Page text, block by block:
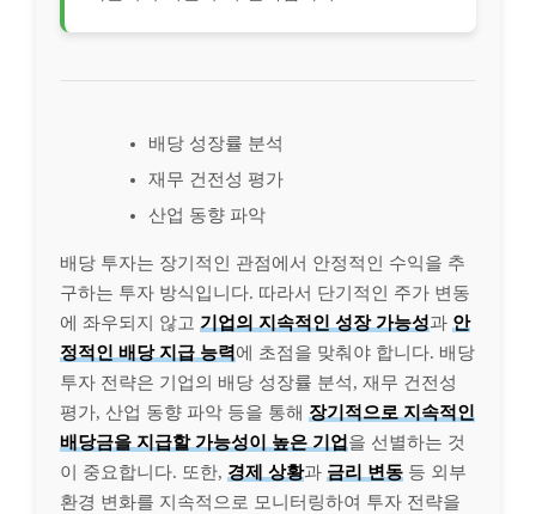
배당 성장률 분석
재무 건전성 평가
산업 동향 파악
배당 투자는 장기적인 관점에서 안정적인 수익을 추
구하는 투자 방식입니다. 따라서 단기적인 주가 변동
에 좌우되지 않고 기업의 지속적인 성장 가능성과 안
정적인 배당 지급 능력 에 초점을 맞춰야 합니다. 배당
투자 전략은 기업의 배당 성장률 분석, 재무 건전성
평가, 산업 동향 파악 등을 통해 장기적으로 지속적인
배당금을 지급할 가능성이 높은 기업 을 선별하는 것
이 중요합니다. 또한, 경제 상황과 금리 변동 등 외부
환경 변화를 지속적으로 모니터링하여 투자 전략을